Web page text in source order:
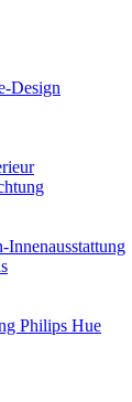
Design
Innenausstattung
Philips Hue